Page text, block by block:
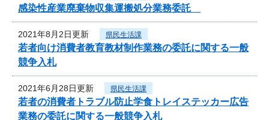
感染性産業廃棄物収集運搬処分業務委託
2021年8月2日更新 県民生活課
若者向け消費者教育教材制作業務の委託に関する一般
競争入札
2021年6月28日更新 県民生活課
若者の消費者トラブル防止学食トレイステッカー広告
業務の委託に関する一般競争入札